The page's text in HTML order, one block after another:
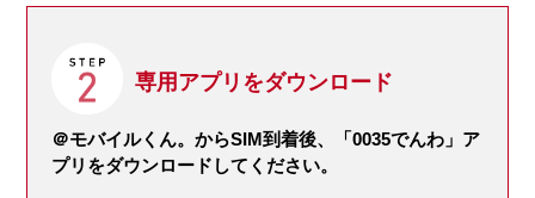
専用アプリをダウンロード
＠モバイルくん。からSIM到着後、「0035でんわ」ア
プリをダウンロードしてください。